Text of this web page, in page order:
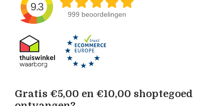
9.3
999 beoordelingen
Gratis €5,00 en €10,00 shoptegoed